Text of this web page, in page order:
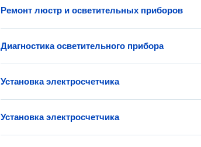
Ремонт люстр и осветительных приборов
Диагностика осветительного прибора
Установка электросчетчика
Установка электросчетчика